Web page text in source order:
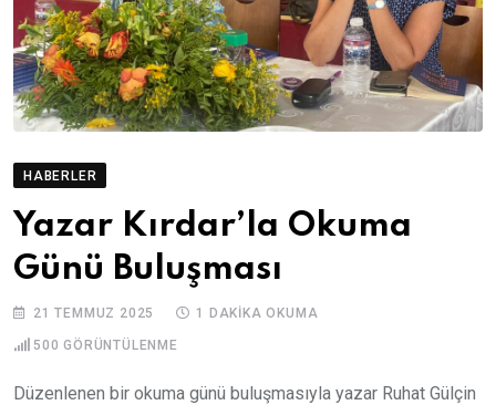
HABERLER
Yazar Kırdar’la Okuma
Günü Buluşması
21 TEMMUZ 2025 1 DAKIKA OKUMA
500 GÖRÜNTÜLENME
Düzenlenen bir okuma günü buluşmasıyla yazar Ruhat Gülçin